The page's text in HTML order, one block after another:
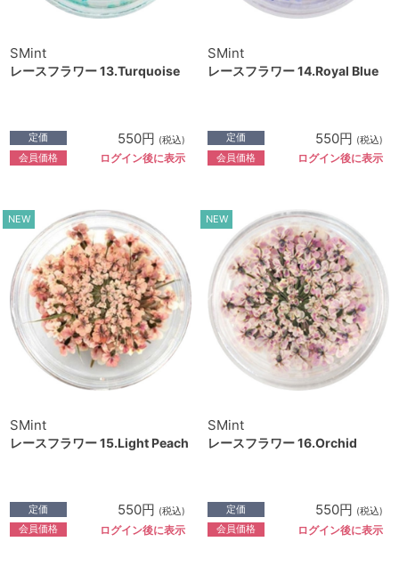
SMint
レースフラワー 13.Turquoise
定価 550円 (税込)
会員価格 ログイン後に表示
SMint
レースフラワー 14.Royal Blue
定価 550円 (税込)
会員価格 ログイン後に表示
NEW
SMint
レースフラワー 15.Light Peach
定価 550円 (税込)
会員価格 ログイン後に表示
NEW
SMint
レースフラワー 16.Orchid
定価 550円 (税込)
会員価格 ログイン後に表示